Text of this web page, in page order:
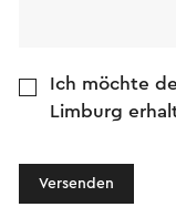
Ich möchte
Limburg
Versenden